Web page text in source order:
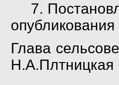
7.
опубликования
Н.А.Плтницкая